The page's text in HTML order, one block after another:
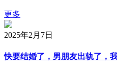
更多
2025年2月7日
快要结婚了，男朋友出轨了，